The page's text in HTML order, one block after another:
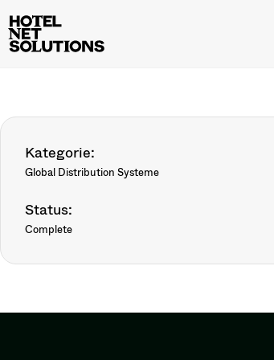
Kategorie:
Global Distribution Systeme
Status:
Complete